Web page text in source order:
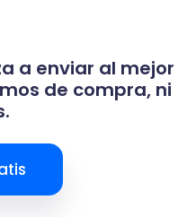
a enviar al mejor
de compra, ni